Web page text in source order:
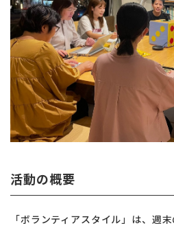
活動の概要
「ボランティアスタイル」は、週